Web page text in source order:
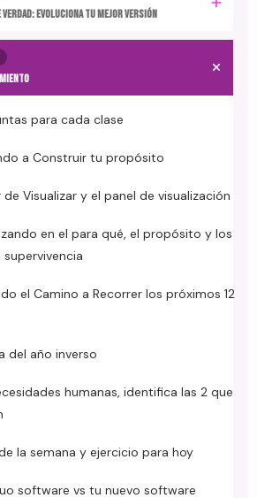
verdad: evoluciona tu mejor versión
para cada clase
a Construir tu propósito
de Visualizar y el panel de visualización
en el para qué, el propósito y los
el Camino a Recorrer los próximos 12
del año inverso
humanas, identifica las 2 que
la semana y ejercicio para hoy
software vs tu nuevo software